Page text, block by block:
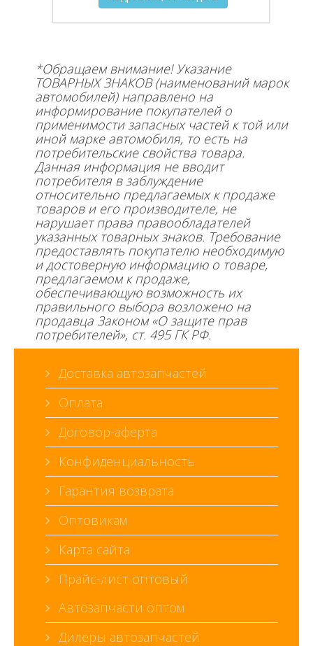
*Обращаем внимание! Указание
ТОВАРНЫХ ЗНАКОВ (наименований марок
автомобилей) направлено на
информирование покупателей о
применимости запасных частей к той или
иной марке автомобиля, то есть на
потребительские свойства товара.
Данная информация не вводит
потребителя в заблуждение
относительно предлагаемых к продаже
товаров и его производителе, не
нарушает права правообладателей
указанных товарных знаков. Требование
предоставлять покупателю необходимую
и достоверную информацию о товаре,
предлагаемом к продаже,
обеспечивающую возможность их
правильного выбора возложено на
продавца Законом «О защите прав
потребителей», ст. 495 ГК РФ.
Доставка автозапчастей
Оплата
Договор-аферта
Конфиденциальность
Гарантия возврата
Оптовикам
Карта сайта
Прайс-лист оптовый
Автозапчасти оптом
Дилеры автозапчастей